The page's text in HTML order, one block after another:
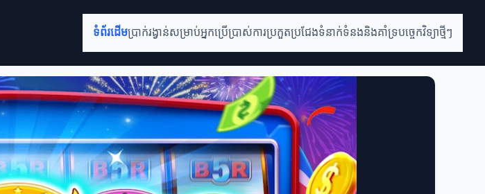
ទំព័រដើមប្រាក់រង្វាន់សម្រាប់អ្នកប្រើប្រាស់ការប្រកួតប្រជែងទំនាក់ទំនងនិងគាំទ្របច្ចេកវិទ្យាថ្មីៗ